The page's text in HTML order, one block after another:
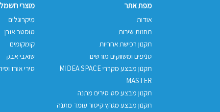
מפת אתר
אודות
תחנות שירות
תקנון רכישת אחריות
סניפים ומשווקים מורשים
תקנון מבצע מקררי MIDEA SPACE
MASTER
תקנון מבצע סט סירים מתנה
תקנון מבצע מגהץ קיטור עומד מתנה
מוצרי
מיקרוגלים
טוסטר אובן
קומקומים
שואבי אבק
סירי אורז